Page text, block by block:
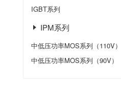
IGBT系列
IPM系列
中低压功率MOS系列（110V）
中低压功率MOS系列（90V）